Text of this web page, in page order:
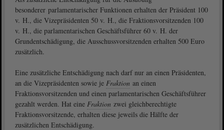
besonderer parlamentarischer Funktionen erhalten der Präsident 100
v. H., die Vizepräsidenten 50 v. H., die Fraktionsvorsitzenden 100
v. H., die parlamentarischen Geschäftsführer 60 v. H. der
Grundentschädigung, die Ausschussvorsitzenden erhalten 500 Euro
zusätzlich.
Eine zusätzliche Entschädigung nach darf nur an einen Präsidenten,
an die Vizepräsidenten sowie je Fraktion an einen
Fraktionsvorsitzenden und einen parlamentarischen Geschäftsführer
gezahlt werden. Hat eine Fraktion zwei gleichberechtigte
Fraktionsvorsitzende, erhalten diese jeweils die Hälfte der
zusätzlichen Entschädigung.